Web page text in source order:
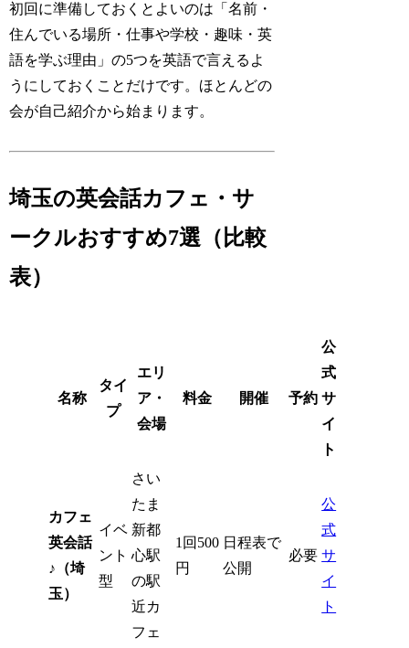
初回に準備しておくとよいのは「名前・
住んでいる場所・仕事や学校・趣味・英
語を学ぶ理由」の5つを英語で言えるよ
うにしておくことだけです。ほとんどの
会が自己紹介から始まります。
埼玉の英会話カフェ・サ
ークルおすすめ7選（比較
表）
名称
タイ
プ
エリ
ア・
会場
料金 開催 予約
公
式
サ
イ
ト
カフェ
英会話
♪（埼
玉）
イベ
ント
型
さい
たま
新都
心駅
の駅
近カ
フェ
1回500
円
日程表で
公開
必要
公
式
サ
イ
ト